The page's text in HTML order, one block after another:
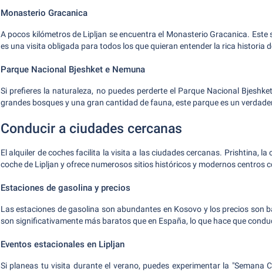
Monasterio Gracanica
A pocos kilómetros de Lipljan se encuentra el Monasterio Gracanica. Este
es una visita obligada para todos los que quieran entender la rica historia
Parque Nacional Bjeshket e Nemuna
Si prefieres la naturaleza, no puedes perderte el Parque Nacional
grandes bosques y una gran cantidad de fauna, este parque es un
Conducir a ciudades cercanas
El alquiler de coches facilita la visita a las ciudades cercanas. Prishtina,
coche de Lipljan y ofrece numerosos sitios históricos y modernos centros
Estaciones de gasolina y precios
Las estaciones de gasolina son abundantes en Kosovo y los precios son
son significativamente más baratos que en España, lo que hace que
Eventos estacionales en Lipljan
Si planeas tu visita durante el verano, puedes experimentar la "Semana